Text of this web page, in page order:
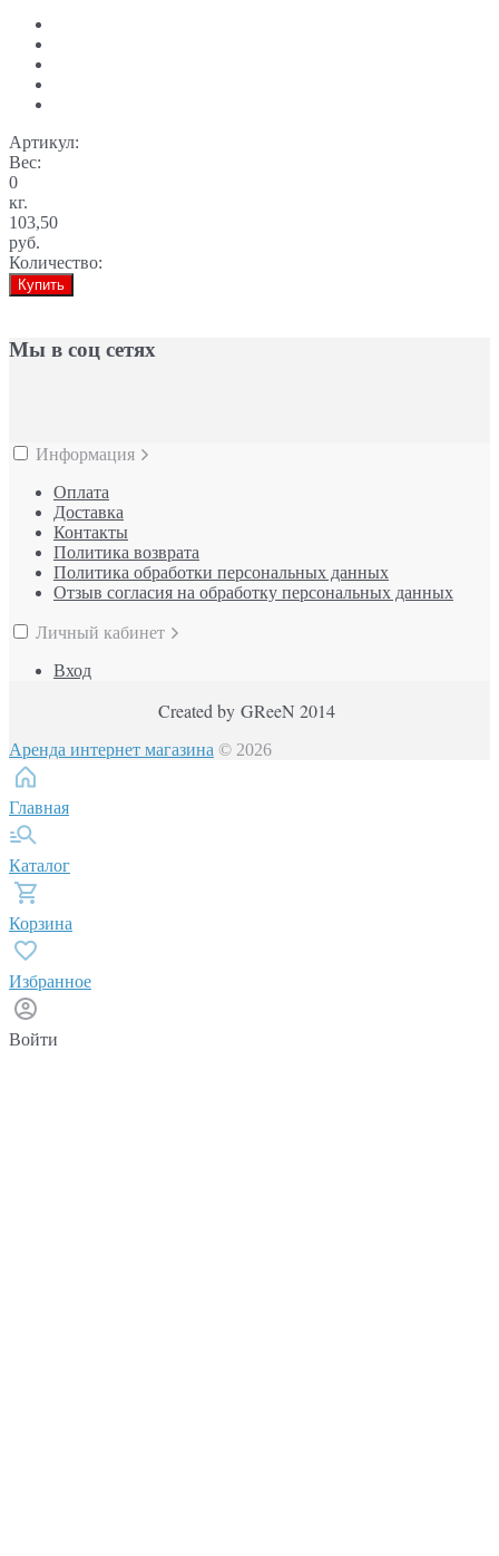
Артикул:
Вес:
0
кг.
103,50
руб.
Количество:
Купить
Мы в соц сетях
Информация
Оплата
Доставка
Контакты
Политика возврата
Политика обработки персональных данных
Отзыв согласия на обработку персональных данных
Личный кабинет
Вход
Created by GReeN 2014
Аренда интернет магазина © 2026
Главная
Каталог
Корзина
Избранное
Войти